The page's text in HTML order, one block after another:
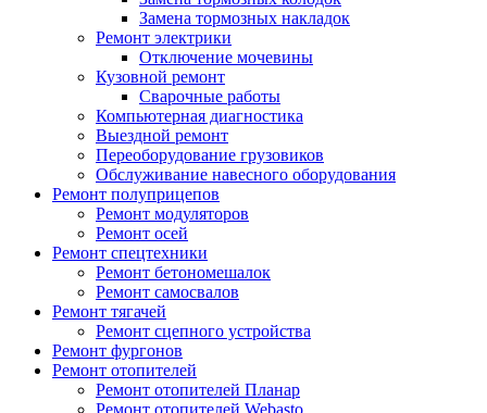
Замена тормозных накладок
Ремонт электрики
Отключение мочевины
Кузовной ремонт
Сварочные работы
Компьютерная диагностика
Выездной ремонт
Переоборудование грузовиков
Обслуживание навесного оборудования
Ремонт полуприцепов
Ремонт модуляторов
Ремонт осей
Ремонт спецтехники
Ремонт бетономешалок
Ремонт самосвалов
Ремонт тягачей
Ремонт сцепного устройства
Ремонт фургонов
Ремонт отопителей
Ремонт отопителей Планар
Ремонт отопителей Webasto